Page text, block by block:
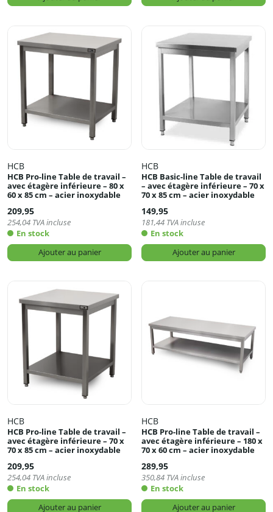
HCB
HCB Pro-line Table de travail –
avec étagère inférieure – 80 x
60 x 85 cm – acier inoxydable
209,95
254,04 TVA incluse
En stock
Ajouter au panier
HCB
HCB Basic-line Table de travail
– avec étagère inférieure – 70 x
70 x 85 cm – acier inoxydable
149,95
181,44 TVA incluse
En stock
Ajouter au panier
HCB
HCB Pro-line Table de travail –
avec étagère inférieure – 70 x
70 x 85 cm – acier inoxydable
209,95
254,04 TVA incluse
En stock
Ajouter au panier
HCB
HCB Pro-line Table de travail –
avec étagère inférieure – 180 x
70 x 60 cm – acier inoxydable
289,95
350,84 TVA incluse
En stock
Ajouter au panier